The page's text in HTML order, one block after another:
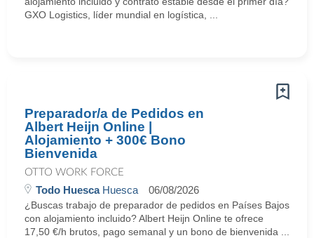
GXO Logistics, líder mundial en logística, ...
Preparador/a de Pedidos en
Albert Heijn Online |
Alojamiento + 300€ Bono
Bienvenida
OTTO WORK FORCE
Todo HuescaHuesca 06/08/2026
¿Buscas trabajo de preparador de pedidos en Países Bajos
con alojamiento incluido? Albert Heijn Online te ofrece
17,50 €/h brutos, pago semanal y un bono de bienvenida ...